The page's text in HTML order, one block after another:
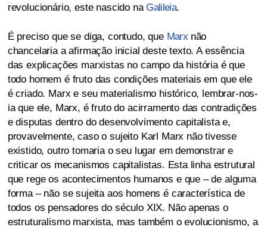
revolucionário, este nascido naGalileia.
É preciso que se diga, contudo, que Marxnão
chancelaria a afirmação inicial deste texto. A essência
das explicações marxistas no campo da história é que
todo homem é fruto das condições materiais em que ele
é criado. Marx e seu materialismo histórico, lembrar-nos-
ia que ele, Marx, é fruto do acirramento das contradições
e disputas dentro do desenvolvimento capitalista e,
provavelmente, caso o sujeito Karl Marx não tivesse
existido, outro tomaria o seu lugar em demonstrar e
criticar os mecanismos capitalistas. Esta linha estrutural
que rege os acontecimentos humanos e que – de alguma
forma – não se sujeita aos homens é característica de
todos os pensadores do século XIX. Não apenas o
estruturalismo marxista, mas também o evolucionismo, a